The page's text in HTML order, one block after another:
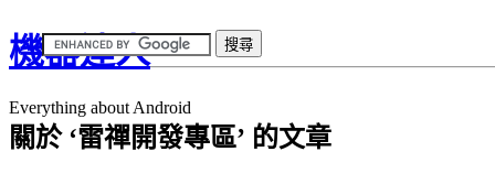
機器達人
Everything about Android
關於 ‘雷禪開發專區’ 的文章